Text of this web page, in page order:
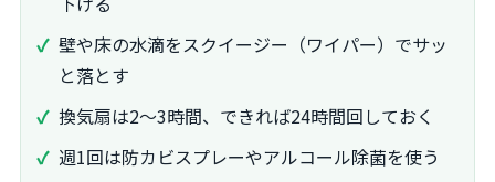
壁や床の水滴をスクイージー（ワイパー）でサッ
と落とす
換気扇は2～3時間、できれば24時間回しておく
週1回は防カビスプレーやアルコール除菌を使う